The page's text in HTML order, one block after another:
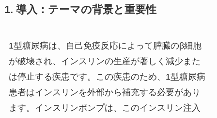
1. 導入：テーマの背景と重要性
1型糖尿病は、自己免疫反応によって膵臓のβ細胞
が破壊され、インスリンの生産が著しく減少また
は停止する疾患です。この疾患のため、1型糖尿病
患者はインスリンを外部から補充する必要があり
ます。インスリンポンプは、このインスリン注入